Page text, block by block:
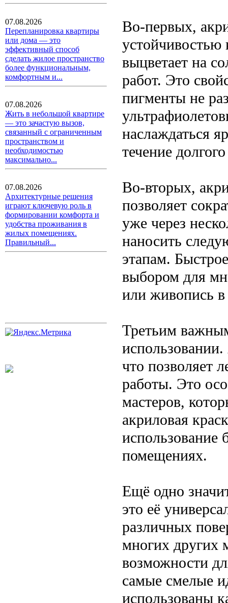
07.08.2026
Перепланировка квартиры
или дома — это
эффективный способ
сделать жилое пространство
более функциональным,
комфортным и...
07.08.2026
Жить в небольшой квартире
— это зачастую вызов,
связанный с ограниченным
пространством и
необходимостью
максимально...
07.08.2026
Архитектурные решения
играют ключевую роль в
формировании комфорта и
удобства проживания в
жилых помещениях.
Правильный...
Во-первых,
выцветает на
работ. Это
пигменты не
наслаждаться
течение
Во-вторых,
позволяет
уже через
наносить
этапам.
выбором для
или живопись в
Третьим
что позволяет
работы. Это
мастеров,
акриловая
использование
помещениях.
Ещё одно
это её
различных
многих других
возможности
самые смелые
использованы